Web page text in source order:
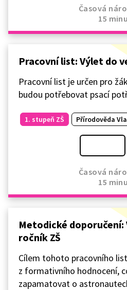
Časová
15
Pracovní list: Výlet do
Pracovní list je určen pro
budou potřebovat psací
1. stupeň ZŠ Přírodověda
Časová
15
Metodické doporučení:
ročník ZŠ
Cílem tohoto pracovního
z formativního hodnocení,
zapamatovat o